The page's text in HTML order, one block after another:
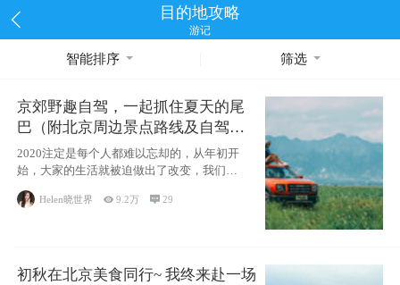
目的地攻略
游记
智能排序 筛选
京郊野趣自驾，一起抓住夏天的尾
巴（附北京周边景点路线及自驾攻
略）
2020注定是每个人都难以忘却的，从年初开
始，大家的生活就被迫做出了改变，我们也
不例外。本来双双辞职是为
Helen晓世界 9.2万 29
初秋在北京美食同行~ 我终来赴一场